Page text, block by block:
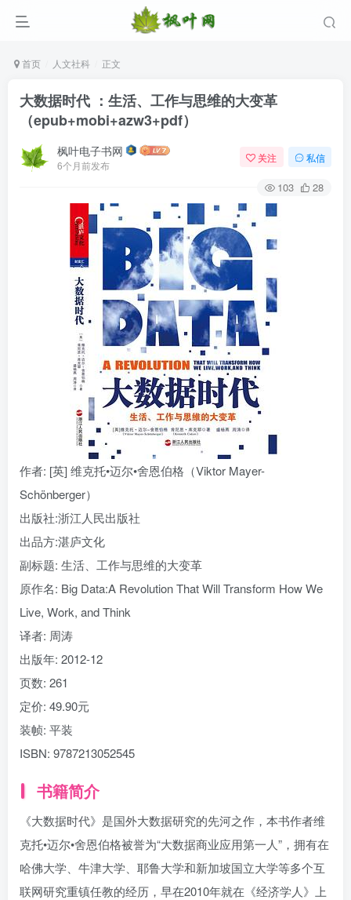
首页 人文社科 正文
大数据时代 ：生活、工作与思维的大变革
（epub+mobi+azw3+pdf）
枫叶电子书网
6个月前发布
关注 私信
103 28
作者: [英] 维克托•迈尔•舍恩伯格（Viktor Mayer-
Schönberger）
出版社:浙江人民出版社
出品方:湛庐文化
副标题: 生活、工作与思维的大变革
原作名: Big Data:A Revolution That Will Transform How We
Live, Work, and Think
译者: 周涛
出版年: 2012-12
页数: 261
定价: 49.90元
装帧: 平装
ISBN: 9787213052545
书籍简介
《大数据时代》是国外大数据研究的先河之作，本书作者维
克托•迈尔•舍恩伯格被誉为“大数据商业应用第一人”，拥有在
哈佛大学、牛津大学、耶鲁大学和新加坡国立大学等多个互
联网研究重镇任教的经历，早在2010年就在《经济学人》上
登录
没有账号？立即注册
用户名/手机号/邮箱
登录密码
记住登录 找回密码|免密登录
登录
社交账号登录